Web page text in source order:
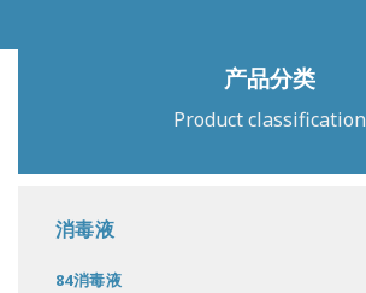
产品分类
Product classification
消毒液
84消毒液